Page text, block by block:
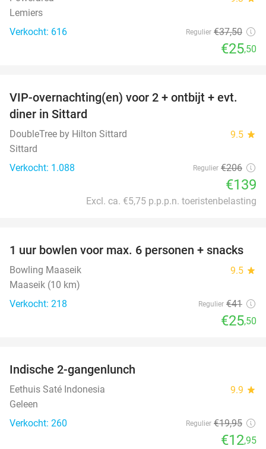
Lemiers
Verkocht: 616
Regulier €37,50
€25,50
33%
VIP-overnachting(en) voor 2 + ontbijt + evt.
diner in Sittard
DoubleTree by Hilton Sittard 9.5 star
Sittard
Verkocht: 1.088
Regulier €206
€139
Excl. ca. €5,75 p.p.p.n. toeristenbelasting
38%
1 uur bowlen voor max. 6 personen + snacks
Bowling Maaseik 9.5 star
Maaseik (10 km)
Verkocht: 218
Regulier €41
€25,50
Indische 2-gangenlunch
Eethuis Saté Indonesia 9.9 star
Geleen
Verkocht: 260
Regulier €19,95
€12,95